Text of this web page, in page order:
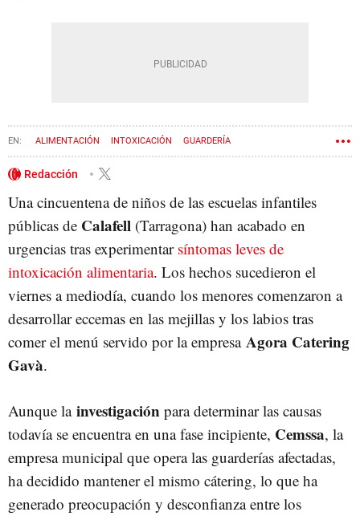
ALIMENTACIÓN INTOXICACIÓN GUARDERÍA
Redacción
Una cincuentena de niños de las escuelas infantiles
públicas de Calafell (Tarragona) han acabado en
urgencias tras experimentar síntomas leves de
intoxicación alimentaria. Los hechos sucedieron el
viernes a mediodía, cuando los menores comenzaron a
desarrollar eccemas en las mejillas y los labios tras
comer el menú servido por la empresa Agora Catering
Gavà.
Aunque la investigación para determinar las causas
todavía se encuentra en una fase incipiente, Cemssa, la
empresa municipal que opera las guarderías afectadas,
ha decidido mantener el mismo cátering, lo que ha
generado preocupación y desconfianza entre los